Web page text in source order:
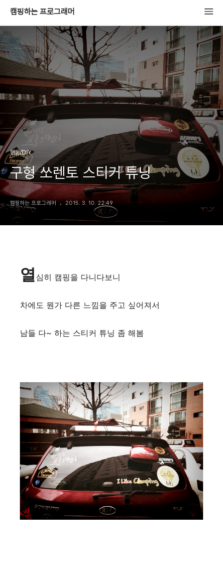
캠핑하는 프로그래머
행동/DIY
구형 쏘렌토 스티커 튜닝
캠핑하는 프로그래머 2015. 3. 10. 22:49
열 심히 캠핑을 다니다보니 ​
차에도 뭔가 다른 느낌을 주고 싶어져서
남들 다~ 하는 스티커 튜닝 좀 해봄